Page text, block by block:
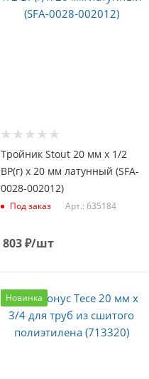
Тройник Stout 20 мм х 1/2
ВР(г) х 20 мм латунный (SFA-
0028-002012)
Под заказ Арт.: 635184
803₽/шт
Новинка